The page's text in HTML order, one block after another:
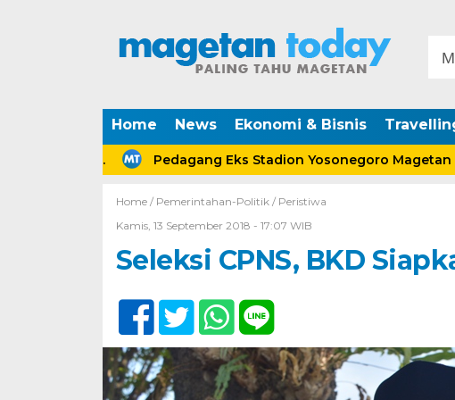
Home News Ekonomi & Bisnis
Pedagang Eks Stadion Yosonegoro Magetan
Home / Pemerintahan-Politik/ Peristiwa
Kamis, 13 September 2018 - 17:07 WIB
Seleksi CPNS, BKD